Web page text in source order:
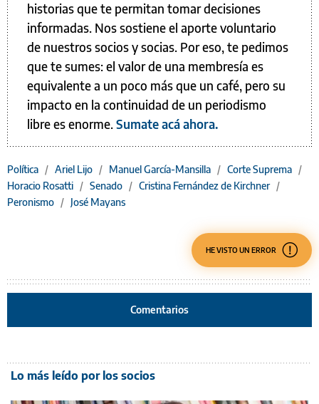
historias que te permitan tomar decisiones
informadas. Nos sostiene el aporte voluntario
de nuestros socios y socias. Por eso, te pedimos
que te sumes: el valor de una membresía es
equivalente a un poco más que un café, pero su
impacto en la continuidad de un periodismo
libre es enorme.Sumate acá ahora.
Política / Ariel Lijo / Manuel García-Mansilla / Corte Suprema /
Horacio Rosatti / Senado / Cristina Fernández de Kirchner /
Peronismo / José Mayans
HE VISTO UN ERROR
Comentarios
Lo más leído por los socios